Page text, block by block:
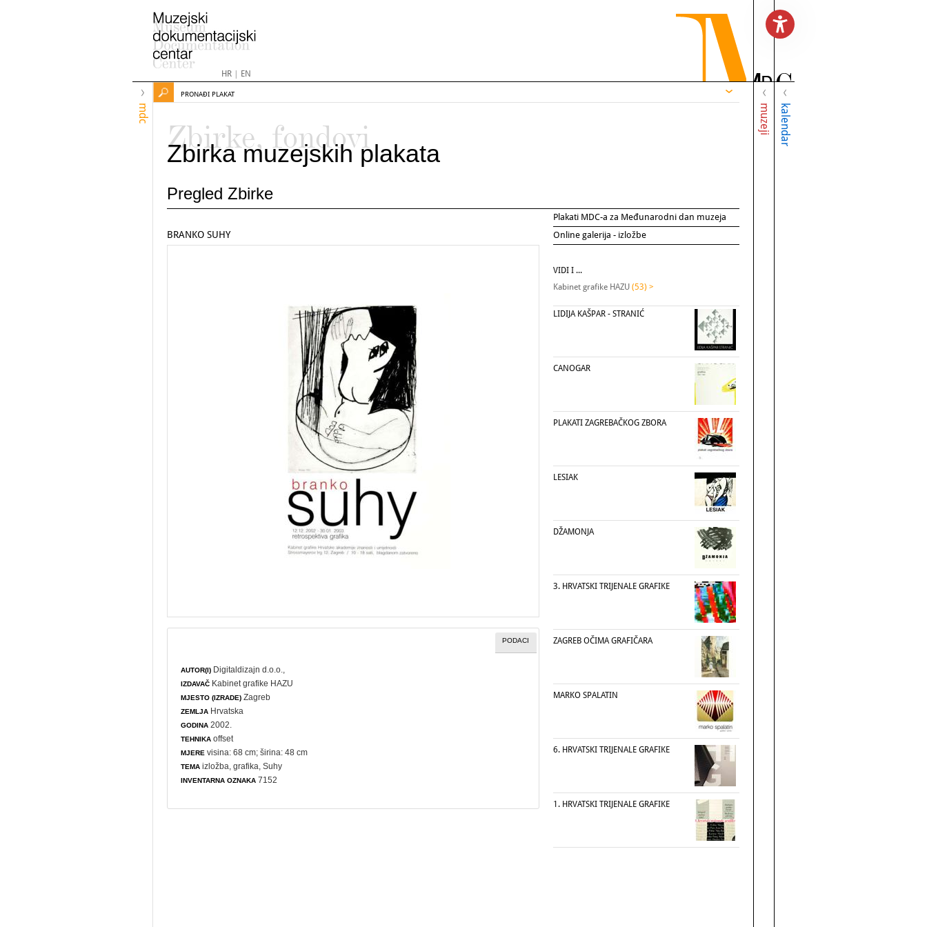
HR| EN
mdc muzeji kalendar
PRONAĐI PLAKAT
Zbirke, fondovi
Zbirka muzejskih plakata
Pregled Zbirke
Plakati MDC-a za Međunarodni dan muzeja
Online galerija - izložbe
BRANKO SUHY
PODACI
AUTOR(I) Digitaldizajn d.o.o.,
IZDAVAČ Kabinet grafike HAZU
MJESTO (IZRADE) Zagreb
ZEMLJA Hrvatska
GODINA 2002.
TEHNIKA offset
MJERE visina: 68 cm; širina: 48 cm
TEMA izložba ,grafika , Suhy
INVENTARNA OZNAKA 7152
VIDI I ...
Kabinet grafike HAZU (53) >
LIDIJA KAŠPAR - STRANIĆ
CANOGAR
PLAKATI ZAGREBAČKOG ZBORA
LESIAK
DŽAMONJA
3. HRVATSKI TRIJENALE GRAFIKE
ZAGREB OČIMA GRAFIČARA
MARKO SPALATIN
6. HRVATSKI TRIJENALE GRAFIKE
1. HRVATSKI TRIJENALE GRAFIKE